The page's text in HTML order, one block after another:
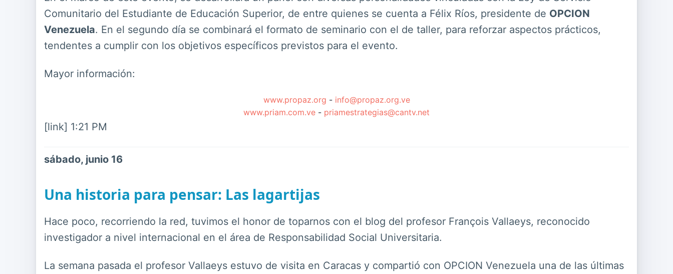
Comunitario del Estudiante de Educación Superior, de entre quienes se cuenta a Félix Ríos, presidente de OPCION
Venezuela. En el segundo día se combinará el formato de seminario con el de taller, para reforzar aspectos prácticos,
tendentes a cumplir con los objetivos específicos previstos para el evento.
Mayor información:
www.propaz.org - info@propaz.org.ve
www.priam.com.ve - priamestrategias@cantv.net
[link] 1:21 PM
sábado, junio 16
Una historia para pensar: Las lagartijas
Hace poco, recorriendo la red, tuvimos el honor de toparnos con el blog del profesor François Vallaeys, reconocido
investigador a nivel internacional en el área de Responsabilidad Social Universitaria.
La semana pasada el profesor Vallaeys estuvo de visita en Caracas y compartió con OPCION Venezuela una de las últimas